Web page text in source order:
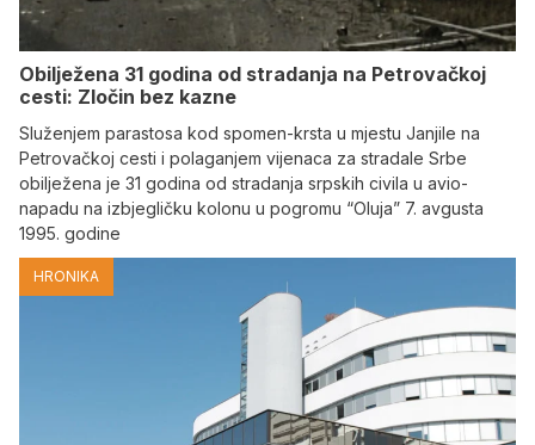
Obilježena 31 godina od stradanja na Petrovačkoj
cesti: Zločin bez kazne
Služenjem parastosa kod spomen-krsta u mjestu Janjile na
Petrovačkoj cesti i polaganjem vijenaca za stradale Srbe
obilježena je 31 godina od stradanja srpskih civila u avio-
napadu na izbjegličku kolonu u pogromu “Oluja” 7. avgusta
1995. godine
HRONIKA